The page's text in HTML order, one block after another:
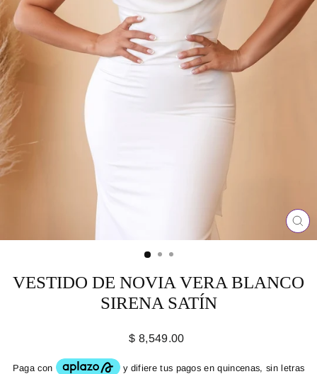
VESTIDO DE NOVIA VERA BLANCO
SIRENA SATÍN
Precio
$ 8,549.00